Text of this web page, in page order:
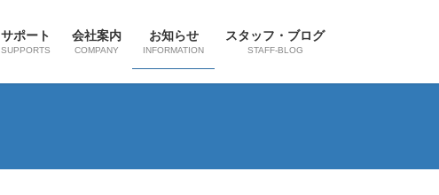
サポート
SUPPORTS
会社案内
COMPANY
お知らせ
INFORMATION
スタッフ・ブログ
STAFF-BLOG